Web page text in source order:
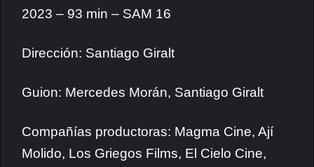
2023 – 93 min – SAM 16
Dirección: Santiago Giralt
Guion: Mercedes Morán, Santiago Giralt
Compañías productoras: Magma Cine, Ají
Molido, Los Griegos Films, El Cielo Cine,